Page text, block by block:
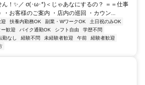
！✨／ σ(･ω･*)＜じゃあなにするの？ ＝＝仕事
・お客様のご案内 ・店内の巡回 ・カウン...
扶養内勤務OK 副業・WワークOK
土日祝のみOK
歓迎 バイク通勤OK シフト自由
学歴不問
勤なし 経験不問 未経験者歓迎 午前
経験者歓迎